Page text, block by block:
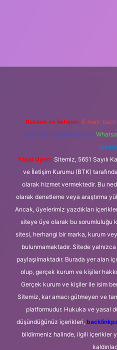
Reklam ve İletişim: E-mail:
forumhizmeti@gmail.com
Yasal Uyarı: Sitemiz, 5651 Sayılı
ve İletişim Kurumu (BTK)
olarak hizmet vermektedir. Bu
olarak denetleme veya araştırma
Ancak, üyelerimiz yazdıkları
siteye üye olarak bu sorumluluğu
sitesi, herhangi bir marka, kurum
bulunmamaktadır. Sitede
paylaşılmaktadır. Burada yer alan
olup, gerçek kurum ve kişiler
Gerçek kurum ve kişiler ile isim
Sitemiz, kar amacı gütmeyen ve
platformudur. Hukuka ve yasal
düşündüğünüz içerikleri,
bildirmeniz halinde, ilgili içerikler